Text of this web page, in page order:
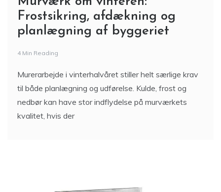
Frostsikring, afdækning og
planlægning af byggeriet
4 Min Reading
Murerarbejde i vinterhalvåret stiller helt særlige krav
til både planlægning og udførelse. Kulde, frost og
nedbør kan have stor indflydelse på murværkets
kvalitet, hvis der